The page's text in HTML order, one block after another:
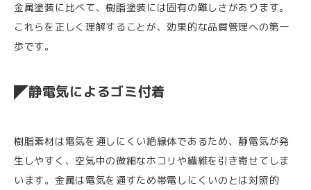
金属塗装に比べて、樹脂塗装には固有の難しさがあります。
これらを正しく理解することが、効果的な品質管理への第一
歩です。
静電気によるゴミ付着
樹脂素材は電気を通しにくい絶縁体であるため、静電気が発
生しやすく、空気中の微細なホコリや繊維を引き寄せてしま
います。金属は電気を通すため帯電しにくいのとは対照的